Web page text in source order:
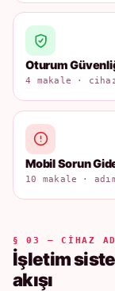
Oturum
4 makale ·
Mobil Sorun
10 makale ·
§ 03 — CIHAZ
İşletim
akışı